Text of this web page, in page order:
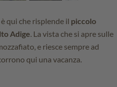
qui che risplende il piccolo
Adige. La vista che si apre sulle
e riesce sempre ad
qui una vacanza.